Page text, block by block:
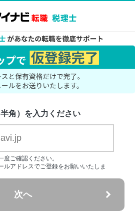
角）を入力ください
ご確認ください。
アドレスでご登録をお願いいたしま
次へ